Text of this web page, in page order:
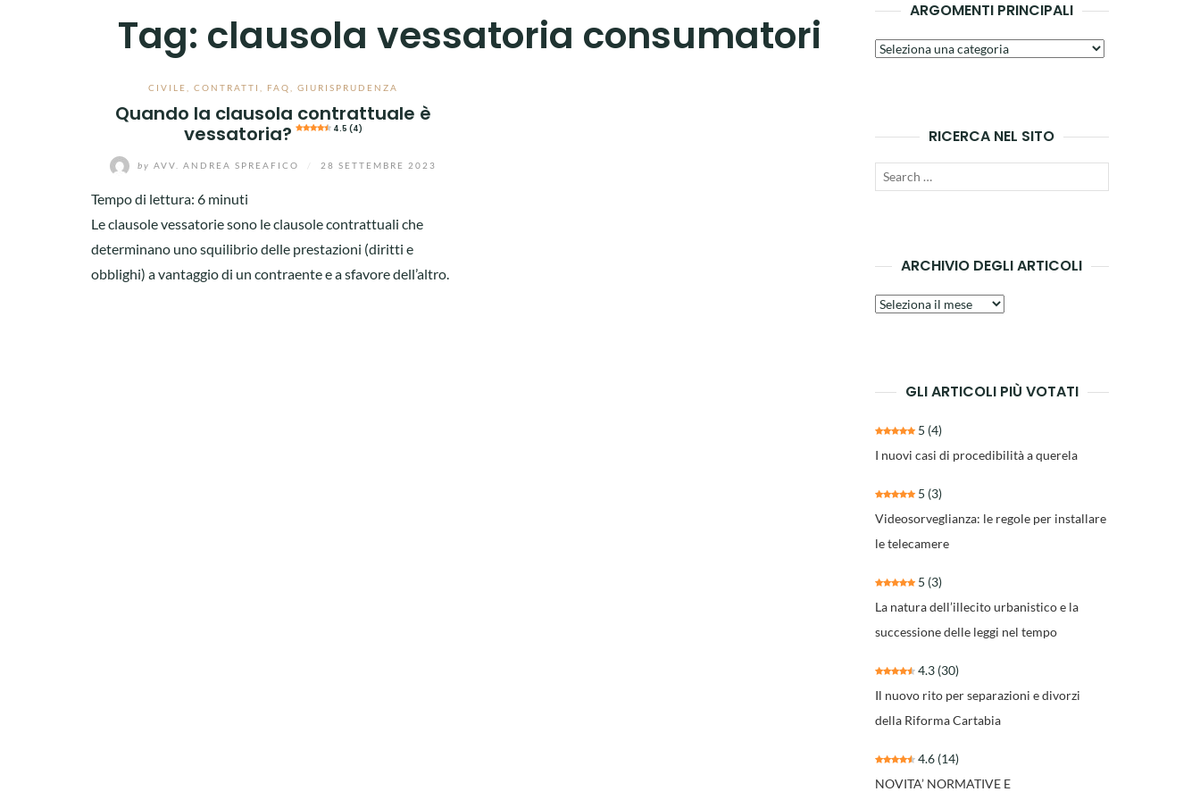
Tag: clausola vessatoria consumatori
CIVILE ,CONTRATTI FAQ ,GIURISPRUDENZA
Quando la clausola contrattuale è
vessatoria?
4.5 (4)
by AVV. ANDREA SPREAFICO 28 SETTEMBRE 2023
Tempo di lettura: 6 minuti
Le clausole vessatorie sono le clausole contrattuali che
determinano uno squilibrio delle prestazioni (diritti e
obblighi) a vantaggio di un contraente e a sfavore dell’altro.
ARGOMENTI PRINCIPALI
Argomenti
RICERCA NEL SITO
Search
ARCHIVIO DEGLI ARTICOLI
Archivio
GLI ARTICOLI PIÙ VOTATI
5 (4)
I nuovi casi di procedibilità a querela
5 (3)
Videosorveglianza: le regole per installare
le telecamere
5 (3)
La natura dell’illecito urbanistico e la
successione delle leggi nel tempo
4.3 (30)
Il nuovo rito per separazioni e divorzi
della Riforma Cartabia
4.6 (14)
NOVITA’ NORMATIVE E